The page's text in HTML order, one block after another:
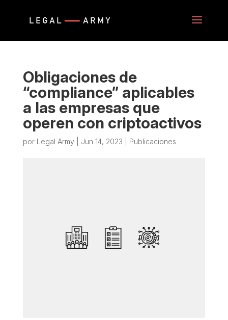
Obligaciones de
“compliance” aplicables
a las empresas que
operen con criptoactivos
por Legal Army Jun 14, 2023 Publicaciones